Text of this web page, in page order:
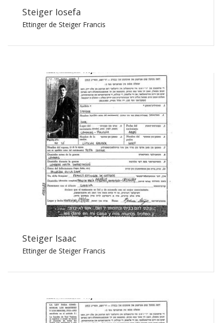
Steiger Iosefa
Ettinger de Steiger Francis
Steiger Isaac
Ettinger de Steiger Francis